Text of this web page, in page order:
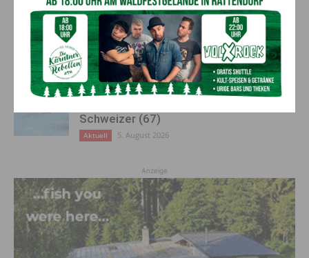
50 Liter Kraftstoff ausgetreten:
Feuerwehreinsatz in Möderndorf
Aktuell 5. August 2026
Großeinsatz in Arnoldstein:
Schweizer (67)
Aktuell 5. August 2026
Anzeige